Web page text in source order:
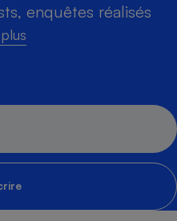
enquêtes réalisés